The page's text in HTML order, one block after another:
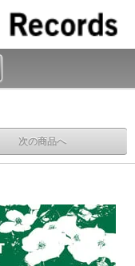
次の商品へ